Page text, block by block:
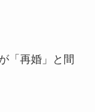
「再婚」と間